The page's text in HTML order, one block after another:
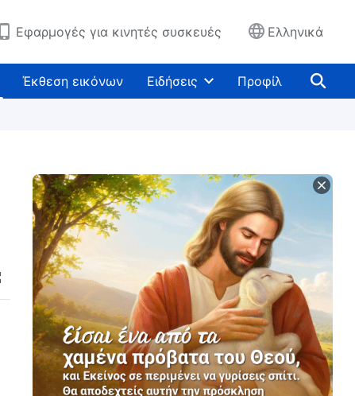
Εφαρμογές για κινητές συσκευές Ελληνικά
Έκθεση εικόνων Ειδήσεις Προφίλ